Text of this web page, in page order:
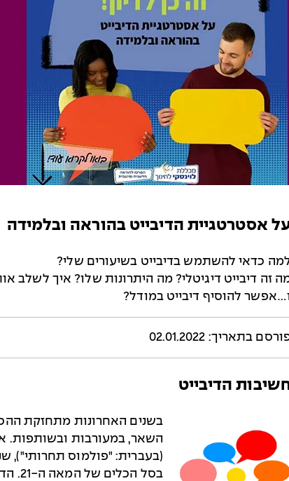
אסטרטגיית הדיבייט בהוראה ובלמידה
כדאי להשתמש בדיבייט בשיעורים שלי?
זה דיבייט דיגיטלי? מה היתרונות שלו? איך לשלב
להוסיף דיבייט במודל?
בתאריך: 02.01.2022
הדיבייט
בשנים האחרונות מתחזקת
השאר, במעורבות ובשותפות.
(בעברית: "פולמוס תחרותי"),
בסל